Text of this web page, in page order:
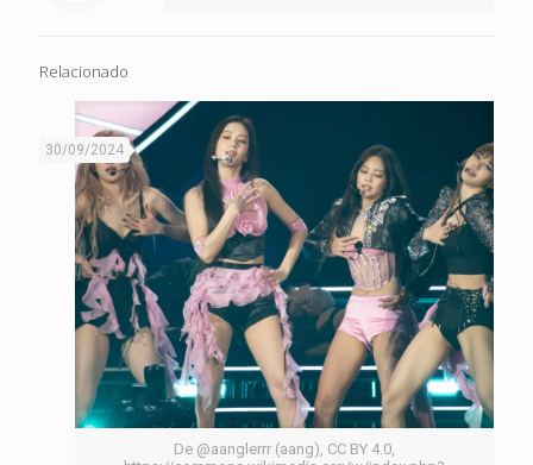
Relacionado
De @aanglerrr (aang), CC BY 4.0,
30/09/2024